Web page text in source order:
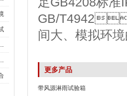
箱在不同领域的应用
科学探索中的作用
GB/T4942
间大、模拟环境的
更多产品
带风源淋雨试验箱